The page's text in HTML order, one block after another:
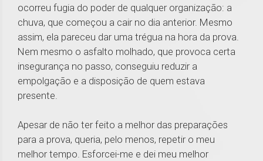
ocorreu fugia do poder de qualquer organização: a
chuva, que começou a cair no dia anterior. Mesmo
assim, ela pareceu dar uma trégua na hora da prova.
Nem mesmo o asfalto molhado, que provoca certa
insegurança no passo, conseguiu reduzir a
empolgação e a disposição de quem estava
presente.
Apesar de não ter feito a melhor das preparações
para a prova, queria, pelo menos, repetir o meu
melhor tempo. Esforcei-me e dei meu melhor